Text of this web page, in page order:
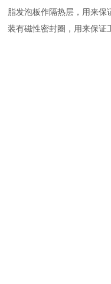
脂发泡板作隔热层，用来保
装有磁性密封圈，用来保证